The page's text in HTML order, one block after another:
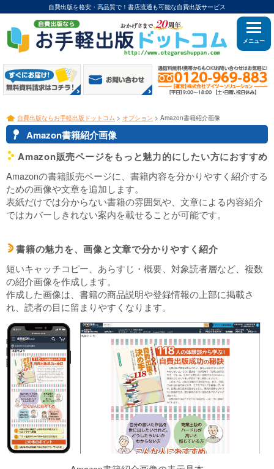
自費出版を格安・高品質で！書店流通も可能な自費出版サービス
3 自費出版ならお手軽出版ドットコム > オプション > Amazon書籍紹介画像
2 Amazon書籍紹介画像
c Amazon販売ページをもっと魅力的にしたい方におすすめ
Amazonの書籍販売ページに、書籍内容を分かりやすく紹介する
ための画像や文章を追加します。
表紙だけでは分からない書籍の雰囲気や、文章による内容紹介
ではカバーしきれない案内を載せることが可能です。
d 書籍の魅力を、画像と文章で分かりやすく紹介
短いキャッチコピー、あらすじ・概要、対象読者層など、複数
の紹介画像を作成します。
作成した画像は、書籍の商品説明や登録情報の上部に掲載さ
れ、読者の目に留まりやすくなります。
メニュー